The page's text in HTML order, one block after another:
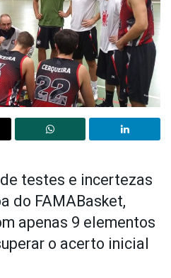
testes e incertezas
do FAMABasket,
apenas 9 elementos
o acerto inicial